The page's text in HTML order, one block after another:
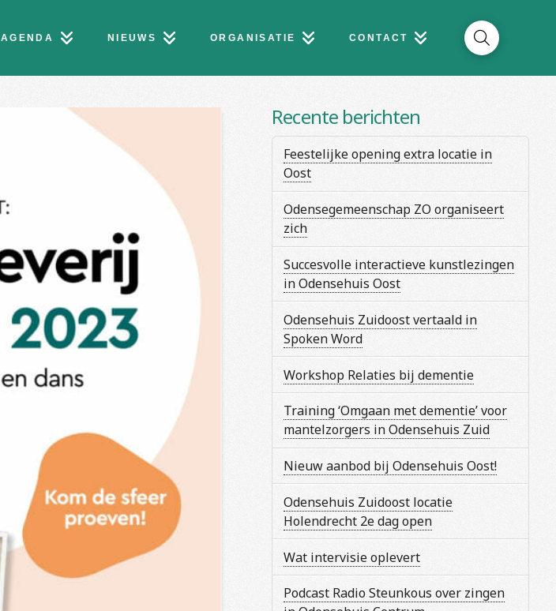
AGENDA NIEUWS ORGANISATIE CONTACT
Recente berichten
Feestelijke opening extra locatie in
Oost
Odensegemeenschap ZO organiseert
zich
Succesvolle interactieve kunstlezingen
in Odensehuis Oost
Odensehuis Zuidoost vertaald in
Spoken Word
Workshop Relaties bij dementie
Training ‘Omgaan met dementie’ voor
mantelzorgers in Odensehuis Zuid
Nieuw aanbod bij Odensehuis Oost!
Odensehuis Zuidoost locatie
Holendrecht 2e dag open
Wat intervisie oplevert
Podcast Radio Steunkous over zingen